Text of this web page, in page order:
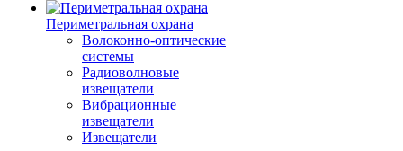
Периметральная охрана
Волоконно-оптические
системы
Радиоволновые
извещатели
Вибрационные
извещатели
Извещатели